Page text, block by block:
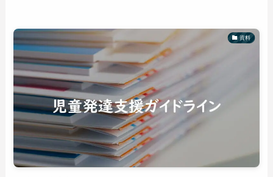
資料